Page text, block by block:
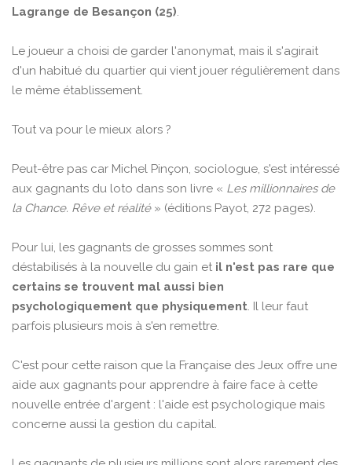
Lagrange de Besançon (25).
Le joueur a choisi de garder l'anonymat, mais il s'agirait
d'un habitué du quartier qui vient jouer régulièrement dans
le même établissement.
Tout va pour le mieux alors ?
Peut-être pas car Michel Pinçon, sociologue, s'est intéressé
aux gagnants du loto dans son livre « Les millionnaires de
la Chance. Rêve et réalité» (éditions Payot, 272 pages).
Pour lui, les gagnants de grosses sommes sont
déstabilisés à la nouvelle du gain et il n'est pas rare que
certains se trouvent mal aussi bien
psychologiquement que physiquement. Il leur faut
parfois plusieurs mois à s'en remettre.
C'est pour cette raison que la Française des Jeux offre une
aide aux gagnants pour apprendre à faire face à cette
nouvelle entrée d'argent : l'aide est psychologique mais
concerne aussi la gestion du capital.